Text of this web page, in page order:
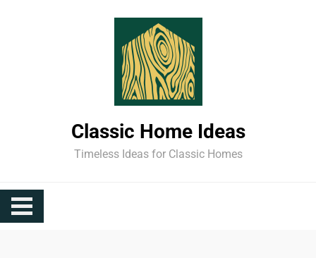
Classic Home Ideas
Timeless Ideas for Classic Homes